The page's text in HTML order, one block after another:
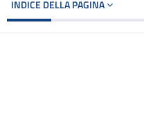
INDICE DELLA PAGINA